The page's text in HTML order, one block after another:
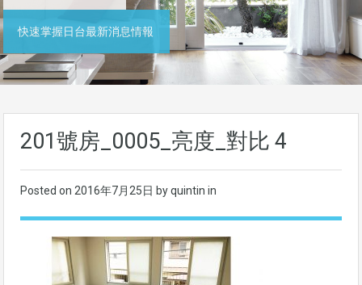
快速掌握日台最新消息情報
201號房_0005_亮度_對比 4
Posted on 2016年7月25日 by quintin in